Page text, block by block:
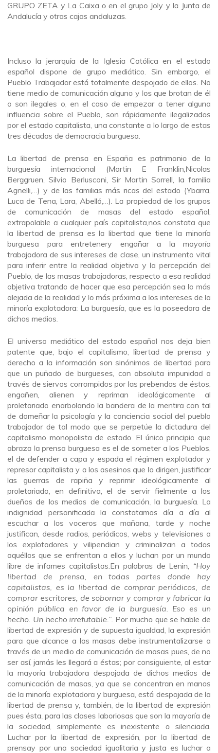
GRUPO ZETA y La Caixa o en el grupo Joly y la Junta de
Andalucía y otras cajas andaluzas.
Incluso la jerarquía de la Iglesia Católica en el estado
español dispone de grupo mediático. Sin embargo, el
Pueblo Trabajador está totalmente despojado de ellos. No
tiene medio de comunicación alguno y los que brotan de él
o son ilegales o, en el caso de empezar a tener alguna
influencia sobre el Pueblo, son rápidamente ilegalizados
por el estado capitalista, una constante a lo largo de estas
tres décadas de democracia burguesa.
La libertad de prensa en España es patrimonio de la
burguesía internacional (Martin E Franklin,Nicolas
Berggruen, Silvio Berlusconi, Sir Martin Sorrell, la familia
Agnelli,…) y de las familias más ricas del estado (Ybarra,
Luca de Tena, Lara, Abelló,…). La propiedad de los grupos
de comunicación de masas del estado español,
extrapolable a cualquier país capitalista,nos constata que
la libertad de prensa es la libertad que tiene la minoría
burguesa para entretenery engañar a la mayoría
trabajadora de sus intereses de clase, un instrumento vital
para inferir entre la realidad objetiva y la percepción del
Pueblo, de las masas trabajadoras, respecto a esa realidad
objetiva tratando de hacer que esa percepción sea lo más
alejada de la realidad y lo más próxima a los intereses de la
minoría explotadora: La burguesía, que es la poseedora de
dichos medios.
El universo mediático del estado español nos deja bien
patente que, bajo el capitalismo, libertad de prensa y
derecho a la información son sinónimos de libertad para
que un puñado de burgueses, con absoluta impunidad a
través de siervos corrompidos por las prebendas de éstos,
engañen, alienen y repriman ideológicamente al
proletariado enarbolando la bandera de la mentira con tal
de domeñar la psicología y la conciencia social del pueblo
trabajador de tal modo que se perpetúe la dictadura del
capitalismo monopolista de estado. El único principio que
abraza la prensa burguesa es el de someter a los Pueblos,
el de defender a capa y espada el régimen explotador y
represor capitalista y a los asesinos que lo dirigen, justificar
las guerras de rapiña y reprimir ideológicamente al
proletariado, en definitiva, el de servir fielmente a los
dueños de los medios de comunicación, la burguesía. La
indignidad personificada la constatamos día a día al
escuchar a los voceros que mañana, tarde y noche
justifican, desde radios, periódicos, webs y televisiones a
los explotadores y vilipendian y criminalizan a todos
aquéllos que se enfrentan a ellos y luchan por un mundo
libre de infames capitalistas.En palabras de Lenin, “Hoy
libertad de prensa, en todas partes donde hay
capitalistas, es la libertad de comprar periódicos, de
comprar escritores, de sobornar y comprar y fabricar la
opinión pública en favor de la burguesía. Eso es un
hecho. Un hecho irrefutable.”. Por mucho que se hable de
libertad de expresión y de supuesta igualdad, la expresión
para que alcance a las masas debe instrumentalizarse a
través de un medio de comunicación de masas pues, de no
ser así, jamás les llegará a éstas; por consiguiente, al estar
la mayoría trabajadora despojada de dichos medios de
comunicación de masas, ya que se concentran en manos
de la minoría explotadora y burguesa, está despojada de la
libertad de prensa y, también, de la libertad de expresión
pues ésta, para las clases laboriosas que son la mayoría de
la sociedad, simplemente es inexistente o silenciada.
Luchar por la libertad de expresión, por la libertad de
prensay por una sociedad igualitaria y justa es luchar a